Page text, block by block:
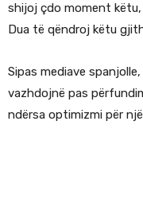
shijoj çdo moment këtu,
Dua të qëndroj këtu
Sipas mediave
vazhdojnë pas
ndërsa optimizmi për